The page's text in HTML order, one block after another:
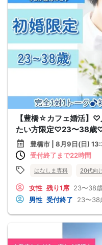
【豊橋☆カフェ婚活】
たい方限定♡23〜38歳
豊橋市 | 8月9日(日)
受付終了まで22時間
はなしま専科 20代向
女性 残り1席 23〜38
男性 受付終了 23〜38